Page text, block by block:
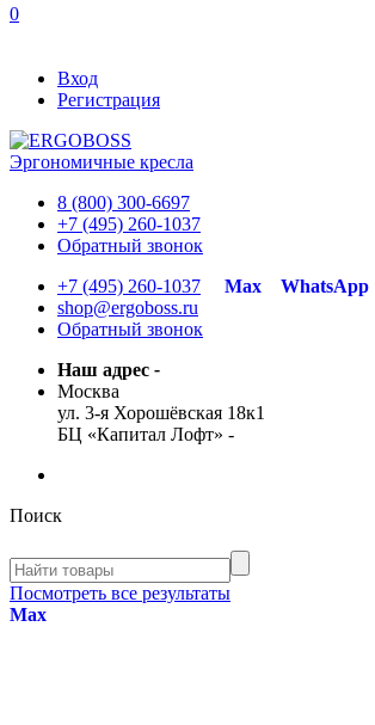
0
Вход
Регистрация
Эргономичные кресла
8 (800) 300-6697
+7 (495) 260-1037
Обратный звонок
+7 (495) 260-1037
Max WhatsApp
shop@ergoboss.ru
Обратный звонок
Наш адрес -
Москва
ул. 3-я Хорошёвская 18к1
БЦ «Капитал Лофт» -
Поиск
Посмотреть все результаты
Max